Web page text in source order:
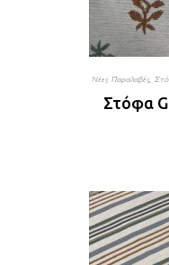
Νέες Παραλαβές,
Στόφα